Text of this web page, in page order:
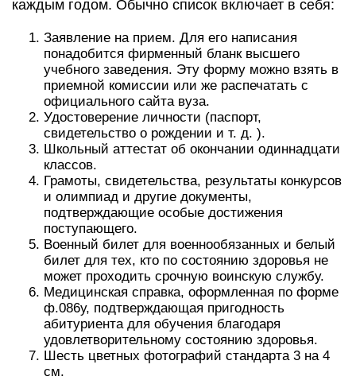
каждым годом. Обычно список включает в себя:
Заявление на прием. Для его написания
понадобится фирменный бланк высшего
учебного заведения. Эту форму можно взять в
приемной комиссии или же распечатать с
официального сайта вуза.
Удостоверение личности (паспорт,
свидетельство о рождении и т. д. ).
Школьный аттестат об окончании одиннадцати
классов.
Грамоты, свидетельства, результаты конкурсов
и олимпиад и другие документы,
подтверждающие особые достижения
поступающего.
Военный билет для военнообязанных и белый
билет для тех, кто по состоянию здоровья не
может проходить срочную воинскую службу.
Медицинская справка, оформленная по форме
ф.086у, подтверждающая пригодность
абитуриента для обучения благодаря
удовлетворительному состоянию здоровья.
Шесть цветных фотографий стандарта 3 на 4
см.